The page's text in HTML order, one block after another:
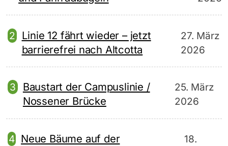
Linie 12 fährt wieder – jetzt
barrierefrei nach Altcotta
27. März
2026
Baustart der Campuslinie /
Nossener Brücke
25. März
2026
Neue Bäume auf der
18.